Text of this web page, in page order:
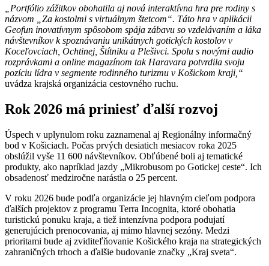
„Portfólio zážitkov obohatila aj nová interaktívna hra pre rodiny s
názvom „Za kostolmi s virtuálnym štetcom“. Táto hra v aplikácii
Geofun inovatívnym spôsobom spája zábavu so vzdelávaním a láka
návštevníkov k spoznávaniu unikátnych gotických kostolov v
Koceľovciach, Ochtinej, Štítniku a Plešivci. Spolu s novými audio
rozprávkami a online magazínom tak Haravara potvrdila svoju
pozíciu lídra v segmente rodinného turizmu v Košickom kraji,“
uvádza krajská organizácia cestovného ruchu.
Rok 2026 má priniesť ďalší rozvoj
Úspech v uplynulom roku zaznamenal aj Regionálny informačný
bod v Košiciach. Počas prvých desiatich mesiacov roka 2025
obslúžil vyše 11 600 návštevníkov. Obľúbené boli aj tematické
produkty, ako napríklad jazdy „Mikrobusom po Gotickej ceste“. Ich
obsadenosť medziročne narástla o 25 percent.
V roku 2026 bude podľa organizácie jej hlavným cieľom podpora
ďalších projektov z programu Terra Incognita, ktoré obohatia
turistickú ponuku kraja, a tiež intenzívna podpora podujatí
generujúcich prenocovania, aj mimo hlavnej sezóny. Medzi
prioritami bude aj zviditeľňovanie Košického kraja na strategických
zahraničných trhoch a ďalšie budovanie značky „Kraj sveta“.